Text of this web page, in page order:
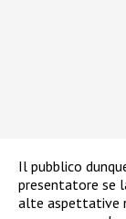
Il pubblico
presentatore se
alte aspettative